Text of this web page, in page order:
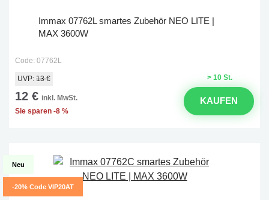
Immax 07762L smartes Zubehör NEO LITE |
MAX 3600W
Code: 07762L
> 10 St.
UVP: 13 €
12 € inkl. MwSt.
Sie sparen -8 %
KAUFEN
Neu
-20% Code VIP20AT